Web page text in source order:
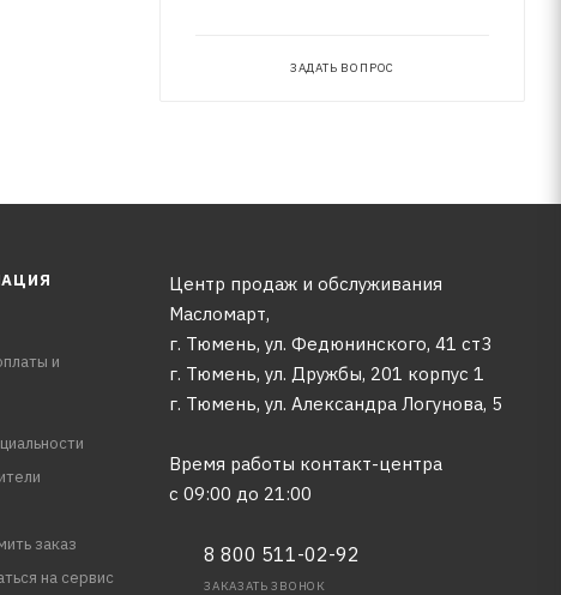
ЗАДАТЬ ВОПРОС
и
заказ
на сервис
Центр продаж и обслуживания
Масломарт,
г. Тюмень, ул. Федюнинского, 41 ст3
г. Тюмень, ул. Дружбы, 201 корпус 1
г. Тюмень, ул. Александра Логунова, 5
Время работы контакт-центра
с 09:00 до 21:00
8 800 511-02-92
ЗАКАЗАТЬ ЗВОНОК